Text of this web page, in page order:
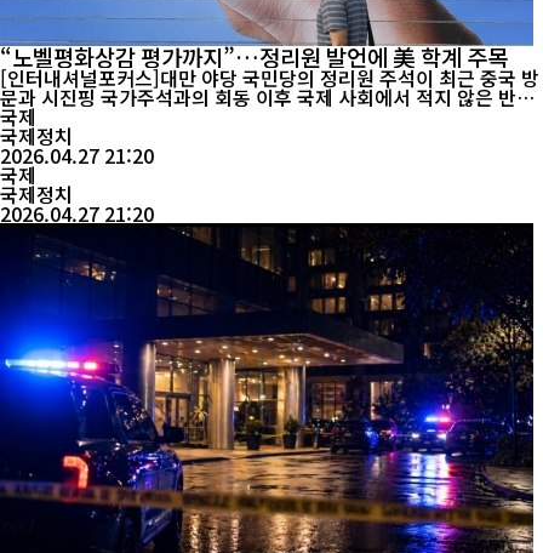
“노벨평화상감 평가까지”…정리원 발언에 美 학계 주목
[인터내셔널포커스]대만 야당 국민당의 정리원 주석이 최근 중국 방
문과 시진핑 국가주석과의 회동 이후 국제 사회에서 적지 않은 반향
이 이어지고 있다고 밝혔다. 일부 미국 학계에서는 그녀의 행보를 높
게 평가하며 노벨평화상 수상 가능성까지 거론됐다는 주장도 나왔
다. 정 주석은 27일 라디오 인터뷰에서 이른바 ‘정·시 회동’ 이후 미
국 전문가 집단 내부에서 관련 논의가 이어지고 있다고 말했다. 특히
미국의 한 유명...
국제
국제정치
2026.04.27 21:20
국제
국제정치
2026.04.27 21:20